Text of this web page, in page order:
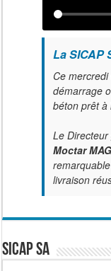
La SICAP
Ce
démarrage
béton prêt à
Le Directeur
Moctar
livraison
SICAP SA